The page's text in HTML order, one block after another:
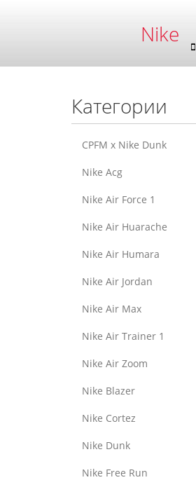
Nike
Категории
CPFM x Nike Dunk
Nike Acg
Nike Air Force 1
Nike Air Huarache
Nike Air Humara
Nike Air Jordan
Nike Air Max
Nike Air Trainer 1
Nike Air Zoom
Nike Blazer
Nike Cortez
Nike Dunk
Nike Free Run